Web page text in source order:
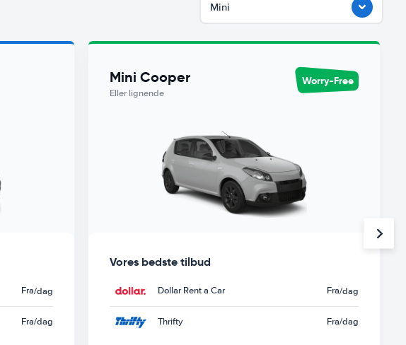
Mini
Fra/dag
Fra/dag
Mini Cooper
Eller lignende
Worry-Free
Vores bedste tilbud
Dollar Rent a Car Fra/dag
Thrifty Fra/dag